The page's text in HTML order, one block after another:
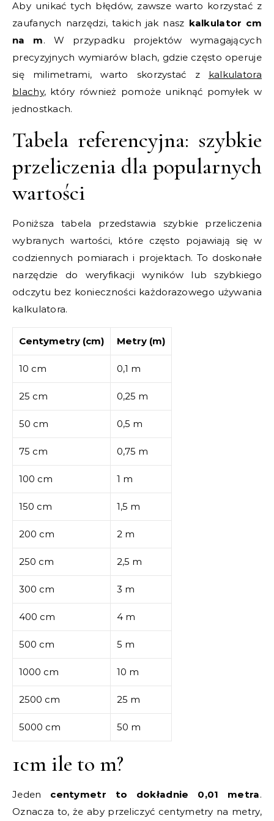
Aby unikać tych błędów, zawsze warto korzystać z
zaufanych narzędzi, takich jak nasz kalkulator cm
na m. W przypadku projektów wymagających
precyzyjnych wymiarów blach, gdzie często operuje
się milimetrami, warto skorzystać z kalkulatora
blachy, który również pomoże uniknąć pomyłek w
jednostkach.
Tabela referencyjna: szybkie
przeliczenia dla popularnych
wartości
Poniższa tabela przedstawia szybkie przeliczenia
wybranych wartości, które często pojawiają się w
codziennych pomiarach i projektach. To doskonałe
narzędzie do weryfikacji wyników lub szybkiego
odczytu bez konieczności każdorazowego używania
kalkulatora.
Centymetry (cm) Metry (m)
10 cm 0,1 m
25 cm 0,25 m
50 cm 0,5 m
75 cm 0,75 m
100 cm 1 m
150 cm 1,5 m
200 cm 2 m
250 cm 2,5 m
300 cm 3 m
400 cm 4 m
500 cm 5 m
1000 cm 10 m
2500 cm 25 m
5000 cm 50 m
1cm ile to m?
Jeden centymetr to dokładnie 0,01 metra.
Oznacza to, że aby przeliczyć centymetry na metry,